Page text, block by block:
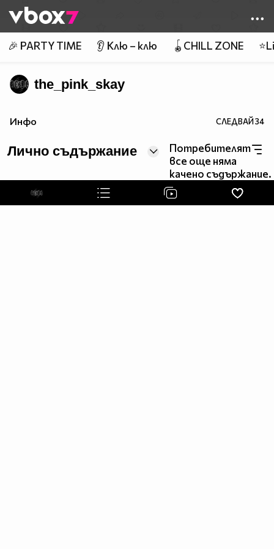
👾
🎉 PARTY TIME 👂 Клю – клю 🪀CHILL ZONE
the_pink_skay
Инфо СЛЕДВАЙ34
Лично съдържание
Потребителят
все още няма
качено съдържание.